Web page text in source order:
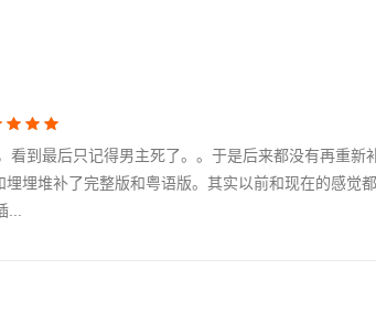
看到最后只记得男主死了。。于是后来都没有再重新
埋堆补了完整版和粤语版。其实以前和现在的感觉